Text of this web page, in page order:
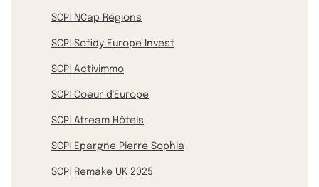
SCPI NCap Régions
SCPI Sofidy Europe Invest
SCPI Activimmo
SCPI Coeur d'Europe
SCPI Atream Hôtels
SCPI Epargne Pierre Sophia
SCPI Remake UK 2025